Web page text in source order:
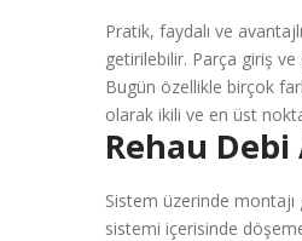
Pratik, faydalı ve
getirilebilir. Parça giriş ve
Bugün özellikle birçok
olarak ikili ve en üst
Rehau Debi
Sistem üzerinde montajı
sistemi içerisinde